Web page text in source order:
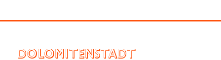
DOLOMITENSTADT